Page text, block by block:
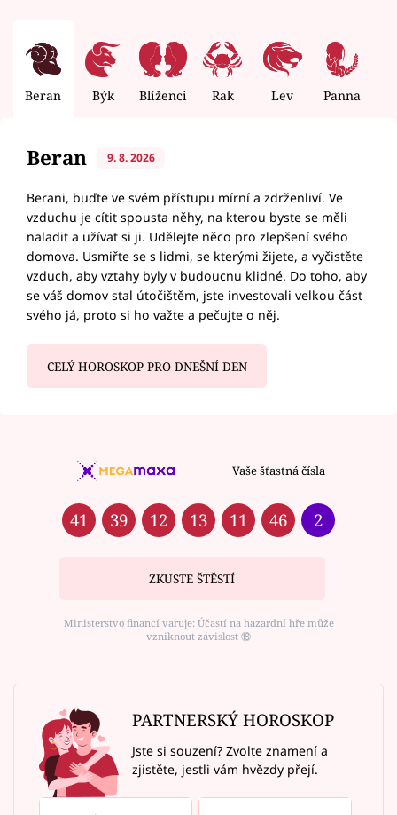
Beran Býk Blíženci Rak Lev Panna
Beran 9. 8. 2026
Berani, buďte ve svém přístupu mírní a zdrženliví. Ve
vzduchu je cítit spousta něhy, na kterou byste se měli
naladit a užívat si ji. Udělejte něco pro zlepšení svého
domova. Usmiřte se s lidmi, se kterými žijete, a vyčistěte
vzduch, aby vztahy byly v budoucnu klidné. Do toho, aby
se váš domov stal útočištěm, jste investovali velkou část
svého já, proto si ho važte a pečujte o něj.
CELÝ HOROSKOP PRO DNEŠNÍ DEN
Vaše šťastná čísla
41 39 12 13 11 46 2
ZKUSTE ŠTĚSTÍ
Ministerstvo financí varuje: Účastí na hazardní hře může
vzniknout závislost ⑱
PARTNERSKÝ HOROSKOP
Jste si souzení? Zvolte znamení a
zjistěte, jestli vám hvězdy přejí.